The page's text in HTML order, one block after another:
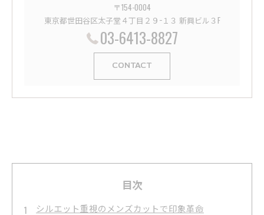
〒154-0004
東京都世田谷区太子堂４丁目２９−１３ 新興ビル３F
03-6413-8827
CONTACT
目次
シルエット重視のメンズカットで印象革命